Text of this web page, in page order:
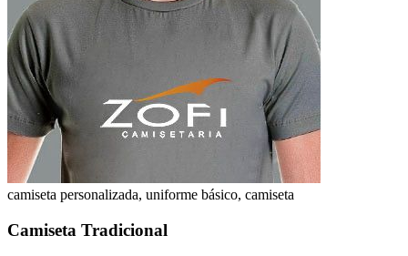
camiseta personalizada, uniforme básico, camiseta
Camiseta Tradicional